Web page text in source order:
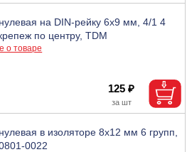
на DIN-рейку 6х9 мм, 4/1 4
по центру, TDM
о товаре
125 ₽
в изоляторе 8х12 мм 6 групп,
0022